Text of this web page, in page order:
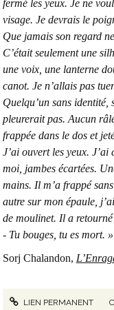
fermé les yeux. Je ne
visage. Je devrais le
Que jamais son regard
C’était seulement une
une voix, une lanterne
canot. Je n’allais pas
Quelqu’un sans
pleurerait pas. Aucun
frappée dans le dos et
J’ai ouvert les yeux. J’ai
moi, jambes écartées.
mains. Il m’a frappé
autre sur mon épaule,
de moulinet. Il a
- Tu bouges, tu es mort. »
Sorj Chalandon,
LIEN PERMANENT